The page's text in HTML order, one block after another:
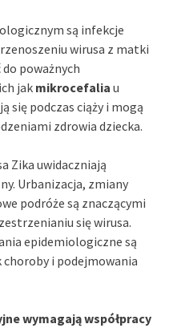
są infekcje
wirusa z matki
poważnych
jak mikrocefalia u
się podczas ciąży i mogą
zdrowia dziecka.
Zika uwidaczniają
Urbanizacja, zmiany
podróże są znaczącymi
się wirusa.
epidemiologiczne są
i podejmowania
wymagają współpracy